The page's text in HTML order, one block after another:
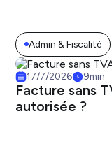
Admin & Fiscalité
17/7/2026 9min
Facture sans
autorisée ?